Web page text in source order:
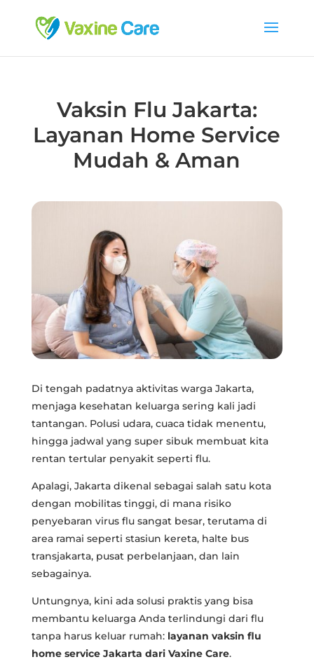
Vaksin Flu Jakarta:
Layanan Home Service
Mudah & Aman
Di tengah padatnya aktivitas warga Jakarta,
menjaga kesehatan keluarga sering kali jadi
tantangan. Polusi udara, cuaca tidak menentu,
hingga jadwal yang super sibuk membuat kita
rentan tertular penyakit seperti flu.
Apalagi, Jakarta dikenal sebagai salah satu kota
dengan mobilitas tinggi, di mana risiko
penyebaran virus flu sangat besar, terutama di
area ramai seperti stasiun kereta, halte bus
transjakarta, pusat perbelanjaan, dan lain
sebagainya.
Untungnya, kini ada solusi praktis yang bisa
membantu keluarga Anda terlindungi dari flu
tanpa harus keluar rumah: layanan vaksin flu
home service Jakarta dari Vaxine Care.